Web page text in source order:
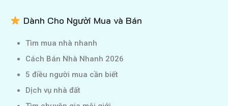
Dành Cho Người Mua và Bán
Tìm mua nhà nhanh
Cách Bán Nhà Nhanh 2026
5 điều người mua cần biết
Dịch vụ nhà đất